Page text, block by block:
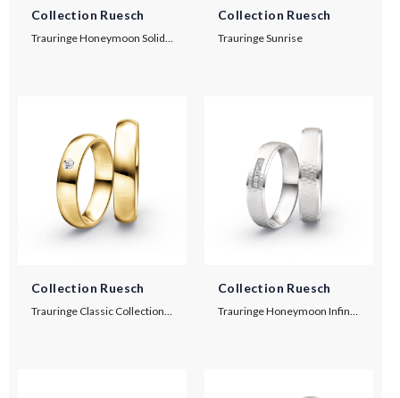
Collection Ruesch
Trauringe Honeymoon Solid VIII
Collection Ruesch
Trauringe Sunrise
Collection Ruesch
Trauringe Classic Collection F3
Collection Ruesch
Trauringe Honeymoon Infinity